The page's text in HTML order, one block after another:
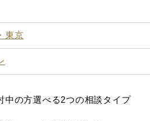
東京
中の方選べる2つの相談タイプ